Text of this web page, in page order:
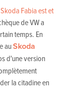
Fabia est et
de VW a
temps. En
auSkoda
d'une version
la citadine en